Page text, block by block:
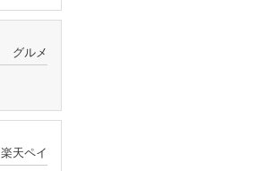
グルメ
楽天ペイ